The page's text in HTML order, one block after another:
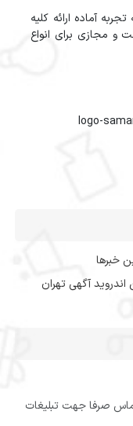
آماده ارائه کلیه
و مجازی برای انواع
خبرها
اندروید آگهی تهران
شماره تماس صرفا جهت تبلیغات